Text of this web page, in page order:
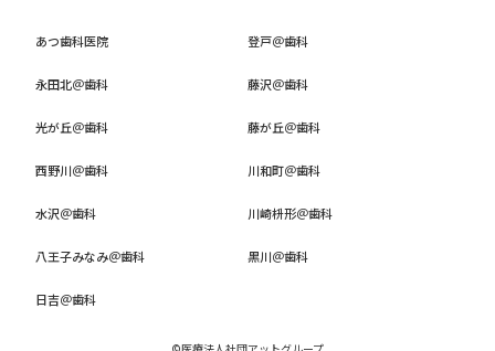
あつ歯科医院
永田北＠歯科
光が丘＠歯科
西野川＠歯科
水沢＠歯科
八王子みなみ＠歯科
日吉＠歯科
登戸＠歯科
藤沢＠歯科
藤が丘＠歯科
川和町＠歯科
川崎枡形＠歯科
黒川＠歯科